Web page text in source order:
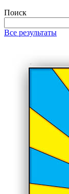
Поиск
Все результаты